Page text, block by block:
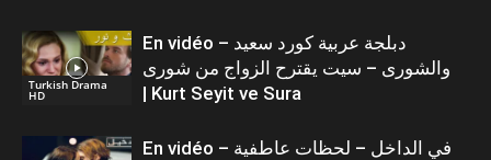
Turkish Drama
HD
En vidéo – دبلجة عربية كورد سعيد
والشورى – سيت يقترح الزواج من شورى
| Kurt Seyit ve Sura
En vidéo – في الداخل – لحظات عاطفية